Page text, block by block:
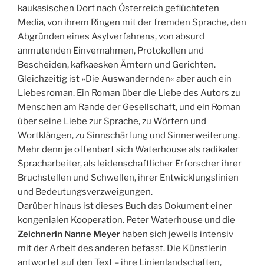
kaukasischen Dorf nach Österreich geflüchteten
Media, von ihrem Ringen mit der fremden Sprache, den
Abgründen eines Asylverfahrens, von absurd
anmutenden Einvernahmen, Protokollen und
Bescheiden, kafkaesken Ämtern und Gerichten.
Gleichzeitig ist »Die Auswandernden« aber auch ein
Liebesroman. Ein Roman über die Liebe des Autors zu
Menschen am Rande der Gesellschaft, und ein Roman
über seine Liebe zur Sprache, zu Wörtern und
Wortklängen, zu Sinnschärfung und Sinnerweiterung.
Mehr denn je offenbart sich Waterhouse als radikaler
Spracharbeiter, als leidenschaftlicher Erforscher ihrer
Bruchstellen und Schwellen, ihrer Entwicklungslinien
und Bedeutungsverzweigungen.
Darüber hinaus ist dieses Buch das Dokument einer
kongenialen Kooperation. Peter Waterhouse und die
Zeichnerin Nanne Meyer haben sich jeweils intensiv
mit der Arbeit des anderen befasst. Die Künstlerin
antwortet auf den Text – ihre Linienlandschaften,